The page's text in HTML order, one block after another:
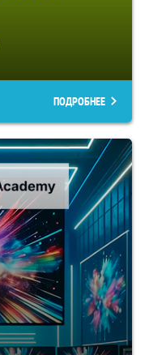
ПОДРОБНЕЕ